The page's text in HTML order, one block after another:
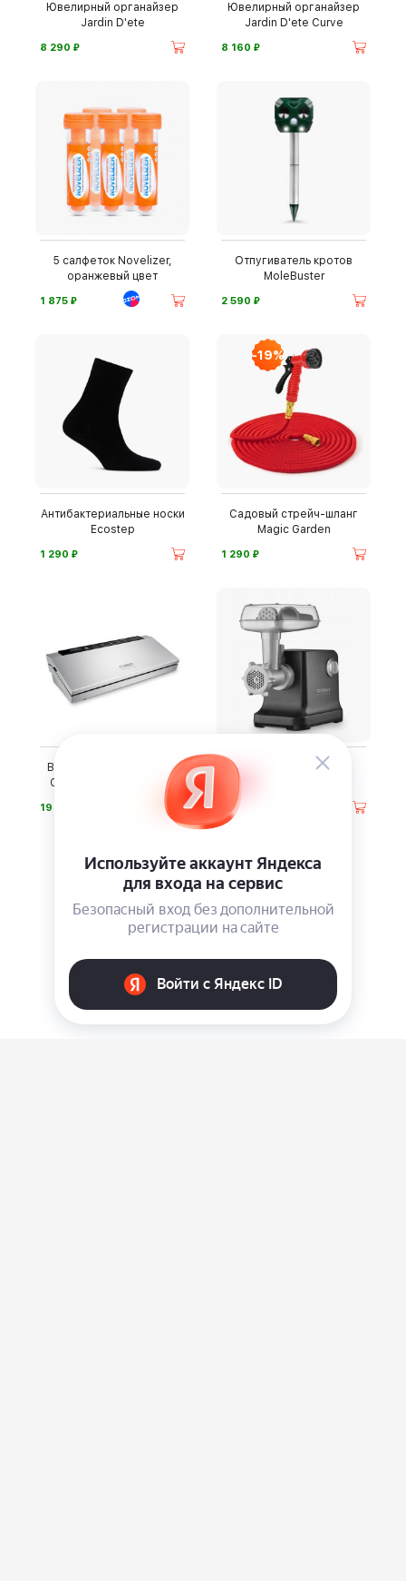
Ювелирный органайзер
Jardin D'ete
8 290 ⃏
Ювелирный органайзер
Jardin D'ete Curve
8 160 ⃏
5 салфеток Novelizer,
оранжевый цвет
1 875 ⃏
Отпугиватель кротов
MoleBuster
2 590 ⃏
Антибактериальные носки
Ecostep
1 290 ⃏
-19%
Садовый стрейч-шланг
Magic Garden
1 290 ⃏
Вакуумный компрессор
CASO GourmetVAC 280
19 900
Мясорубка CASO FW
17 990